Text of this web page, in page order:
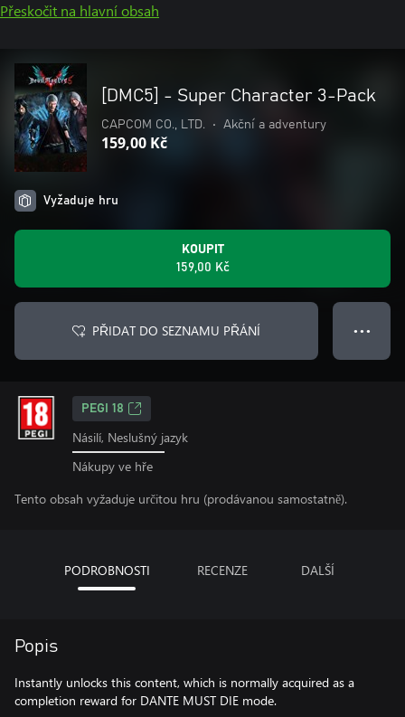
Přeskočit na hlavní obsah
[DMC5] - Super Character 3-Pack
CAPCOM CO., LTD. • Akční a adventury
159,00 Kč
Vyžaduje hru
KOUPIT
159,00 Kč
PŘIDAT DO SEZNAMU PŘÁNÍ ● ● ●
PEGI 18
Násilí, Neslušný jazyk
Nákupy ve hře
Tento obsah vyžaduje určitou hru (prodávanou samostatně).
PODROBNOSTI RECENZE DALŠÍ
Popis
Instantly unlocks this content, which is normally acquired as a
completion reward for DANTE MUST DIE mode.